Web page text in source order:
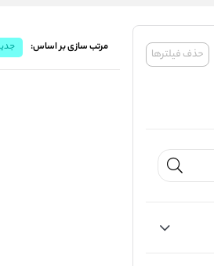
حذف فیلترها مرتب سازی بر اساس: